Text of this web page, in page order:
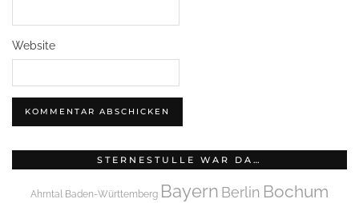
Website
STERNESTULLE WAR DA…
Ahrntal Baden-Württemberg Bayern Berlin Bochum